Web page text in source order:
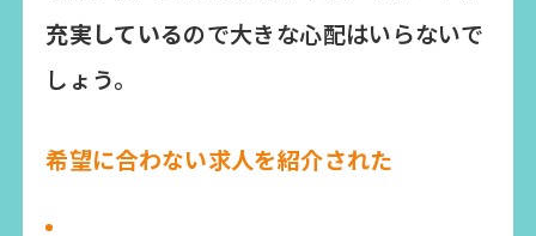
充実しているので大きな心配はいらないで
しょう。
希望に合わない求人を紹介された